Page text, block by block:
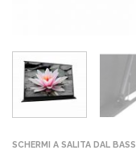
SCHERMI A SALITA DAL